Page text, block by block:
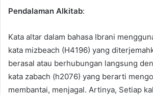
Pendalaman Alkitab:
Kata altar dalam bahasa Ibrani
kata mizbeach (H4196) yang
berasal atau berhubungan langsung
kata zabach (h2076) yang berarti
membantai, menjagal. Artinya, Setiap